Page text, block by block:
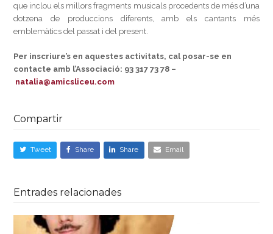
que inclou els millors fragments musicals procedents de més d’una
dotzena de produccions diferents, amb els cantants més
emblemàtics del passat i del present.
Per inscriure’s en aquestes activitats, cal posar-se en
contacte amb l’Associació: 93 317 73 78 –
natalia@amicsliceu.com
Compartir
Tweet Share Share Email
Entrades relacionades